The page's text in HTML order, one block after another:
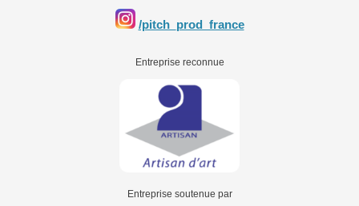
/pitch_prod_france
Entreprise reconnue
Entreprise soutenue par